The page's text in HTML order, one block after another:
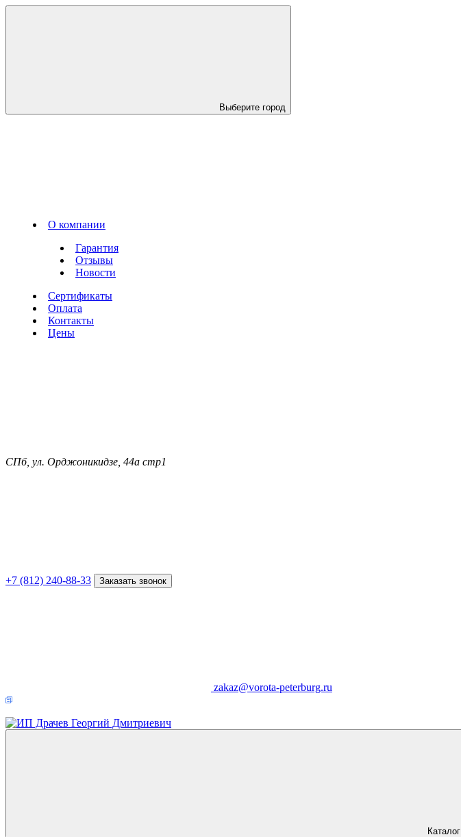
Выберите город
О компании
Гарантия
Отзывы
Новости
Сертификаты
Оплата
Контакты
Цены
СПб, ул. Орджоникидзе, 44а стр1
+7 (812) 240-88-33 Заказать звонок
zakaz@vorota-peterburg.ru
Каталог